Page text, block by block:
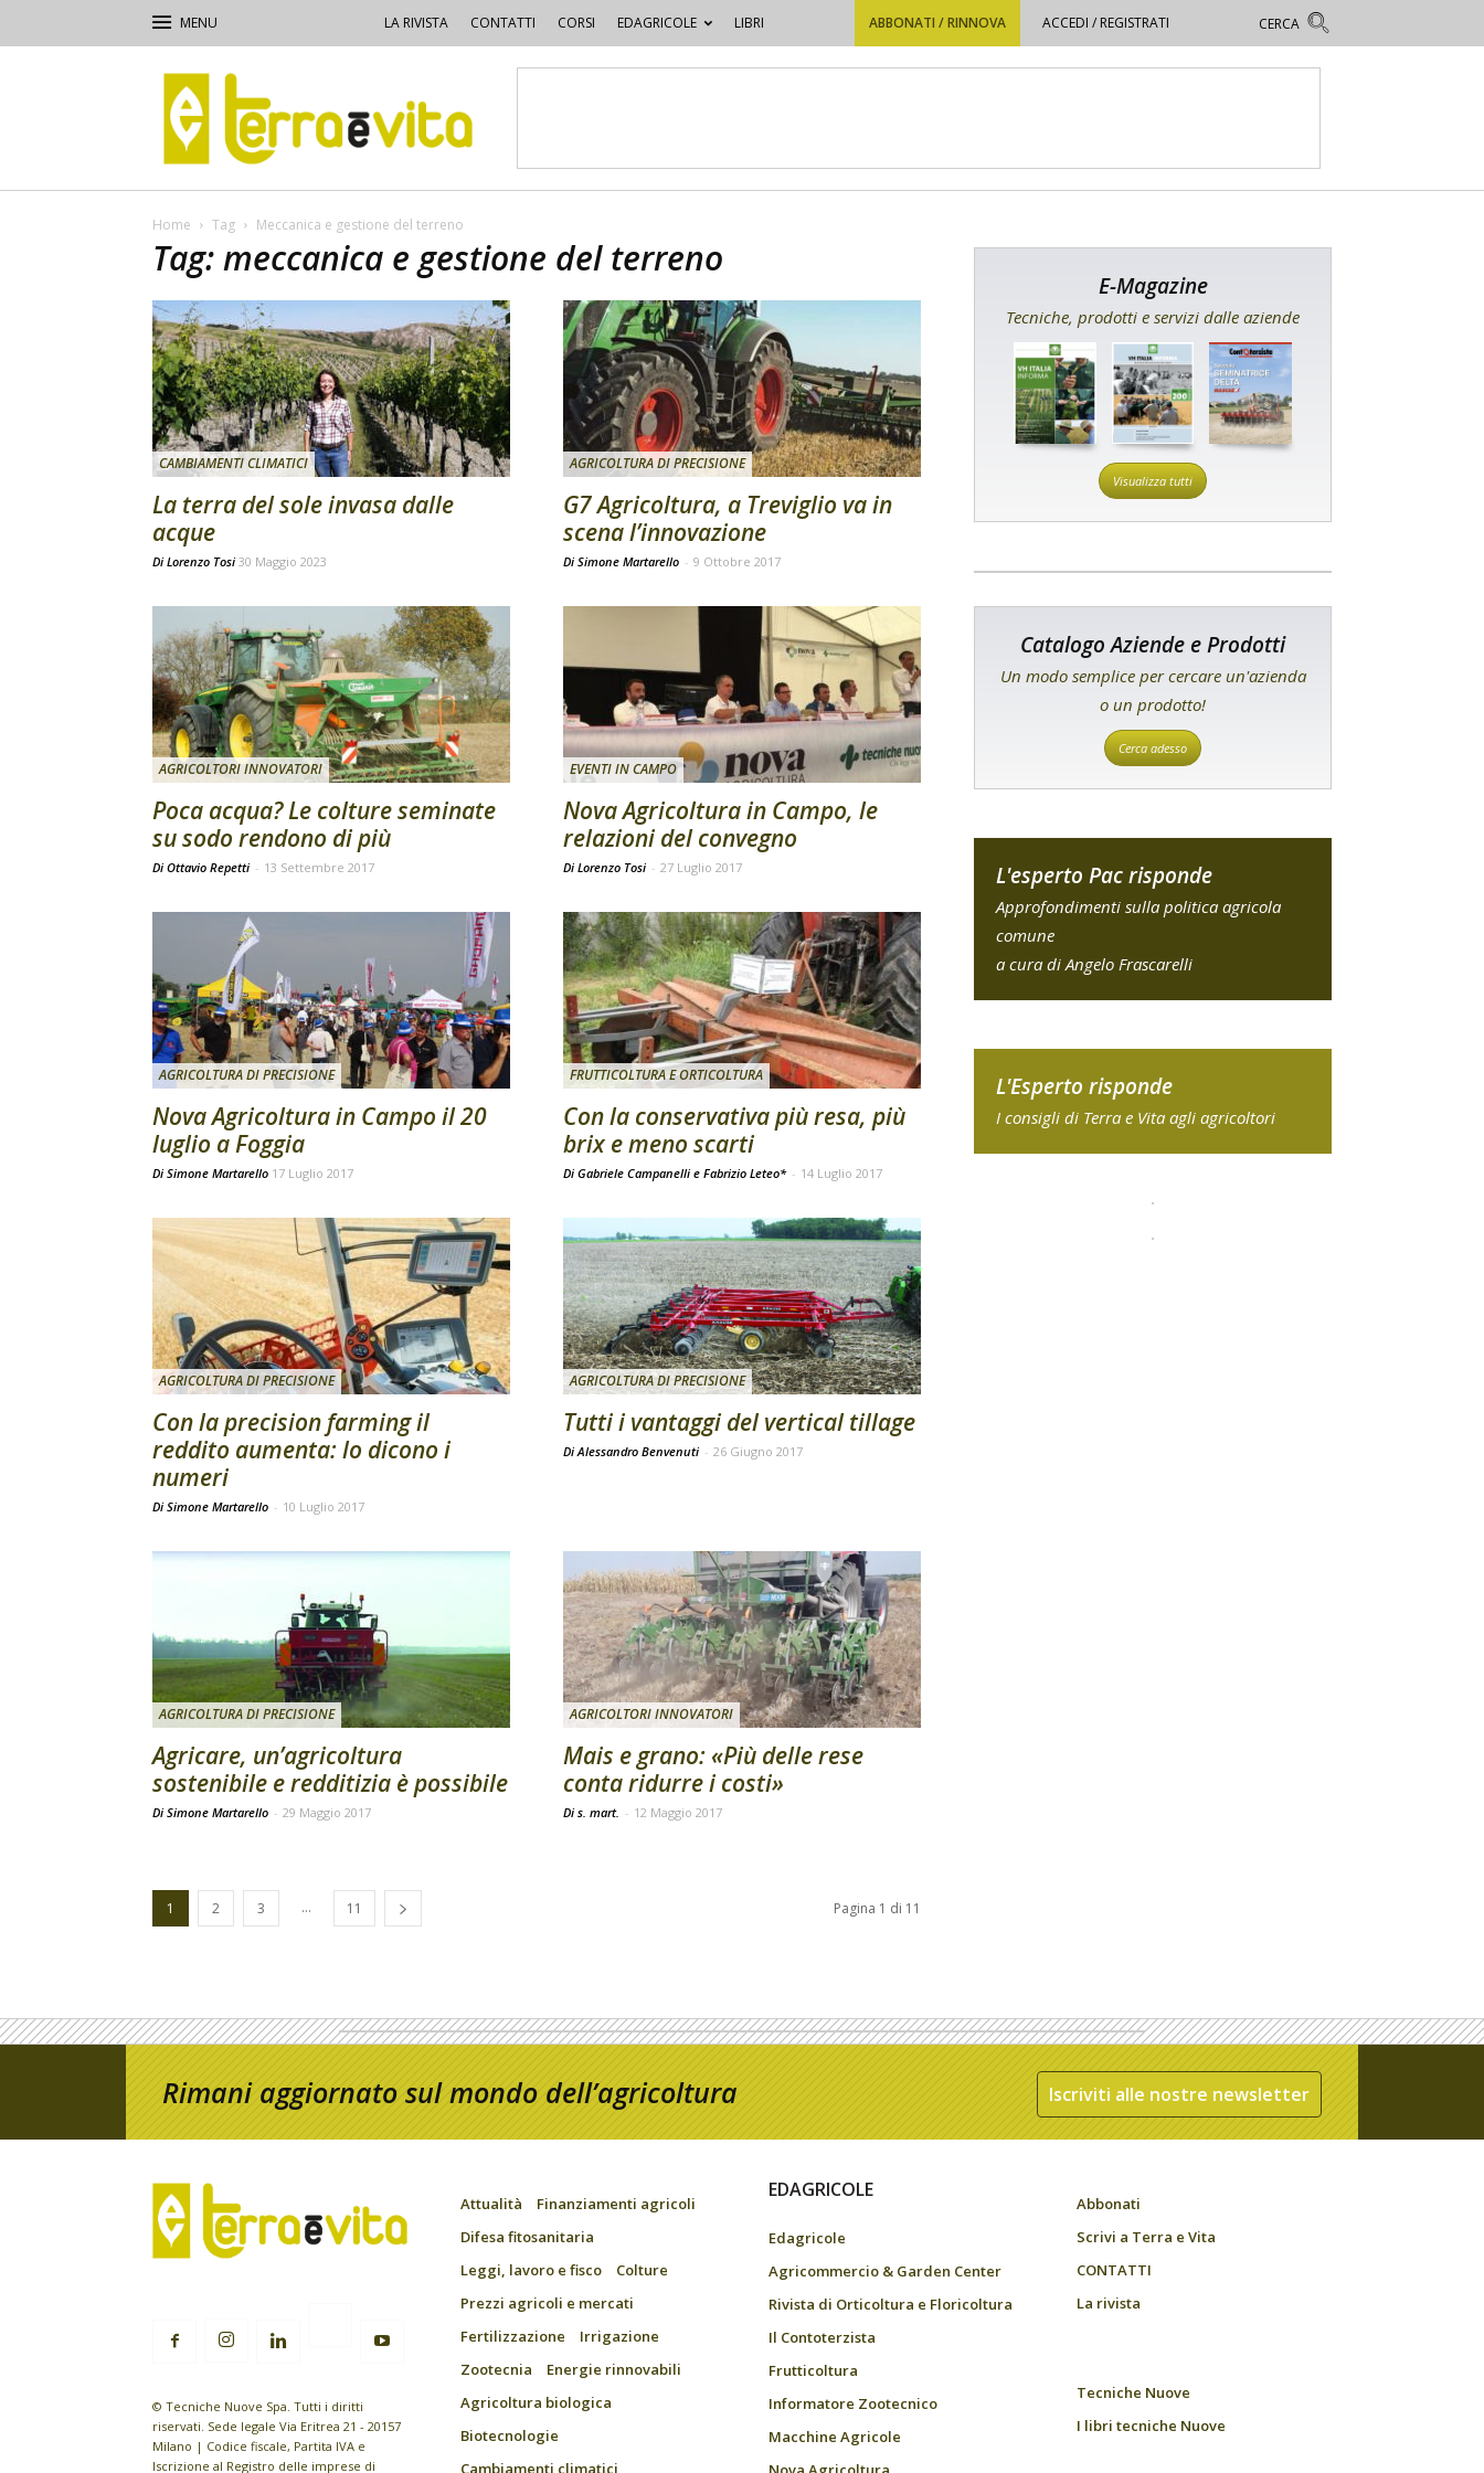
LA RIVISTA CONTATTI CORSI EDAGRICOLE LIBRI ABBONATI / RINNOVA ACCEDI / REGISTRATI
Terra
e
Vita
Home Tag Meccanica e gestione del terreno
Tag: meccanica e gestione del terreno
CAMBIAMENTI CLIMATICI
La terra del sole invasa dalle
acque
Di Lorenzo Tosi 30 Maggio 2023
AGRICOLTURA DI PRECISIONE
G7 Agricoltura, a Treviglio va in
scena l’innovazione
Di Simone Martarello - 9 Ottobre 2017
AGRICOLTORI INNOVATORI
Poca acqua? Le colture seminate
su sodo rendono di più
Di Ottavio Repetti - 13 Settembre 2017
EVENTI IN CAMPO
Nova Agricoltura in Campo, le
relazioni del convegno
Di Lorenzo Tosi - 27 Luglio 2017
AGRICOLTURA DI PRECISIONE
Nova Agricoltura in Campo il 20
luglio a Foggia
Di Simone Martarello 17 Luglio 2017
FRUTTICOLTURA E ORTICOLTURA
Con la conservativa più resa, più
brix e meno scarti
Di Gabriele Campanelli e Fabrizio Leteo* - 14 Luglio 2017
AGRICOLTURA DI PRECISIONE
Con la precision farming il
reddito aumenta: lo dicono i
numeri
Di Simone Martarello - 10 Luglio 2017
AGRICOLTURA DI PRECISIONE
Tutti i vantaggi del vertical tillage
Di Alessandro Benvenuti - 26 Giugno 2017
AGRICOLTURA DI PRECISIONE
Agricare, un’agricoltura
sostenibile e redditizia è possibile
Di Simone Martarello - 29 Maggio 2017
AGRICOLTORI INNOVATORI
Mais e grano: «Più delle rese
conta ridurre i costi»
Di s. mart. - 12 Maggio 2017
1 2 3 ... 11 Pagina 1 di 11
E-Magazine
Tecniche, prodotti e servizi dalle aziende
Visualizza tutti
Catalogo Aziende e Prodotti
Un modo semplice per cercare un'azienda
o un prodotto!
Cerca adesso
L'esperto Pac risponde
Approfondimenti sulla politica agricola
comune
a cura di Angelo Frascarelli
L'Esperto risponde
I consigli di Terra e Vita agli agricoltori
Rimani aggiornato sul mondo dell’agricoltura Iscriviti alle nostre newsletter
© Tecniche Nuove Spa. Tutti i diritti
riservati. Sede legale Via Eritrea 21 - 20157
Milano | Codice fiscale, Partita IVA e
Iscrizione al Registro delle imprese di
Attualità
Finanziamenti agricoli
Difesa fitosanitaria
Leggi, lavoro e fisco
Colture
Prezzi agricoli e mercati
Fertilizzazione
Irrigazione
Zootecnia
Energie rinnovabili
Agricoltura biologica
Biotecnologie
Cambiamenti climatici
EDAGRICOLE
Edagricole
Agricommercio & Garden Center
Rivista di Orticoltura e Floricoltura
Il Contoterzista
Frutticoltura
Informatore Zootecnico
Macchine Agricole
Abbonati
Scrivi a Terra e Vita
CONTATTI
La rivista
Tecniche Nuove
I libri tecniche Nuove